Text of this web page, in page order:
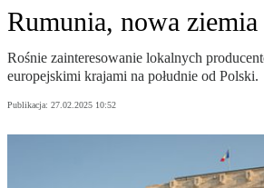
Rumunia, nowa ziemia
Rośnie zainteresowanie lokalnych
europejskimi krajami na południe od Polski.
Publikacja: 27.02.2025 10:52